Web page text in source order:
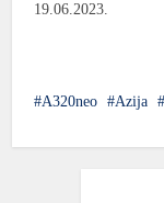
19.06.2023.
A320neo Azija